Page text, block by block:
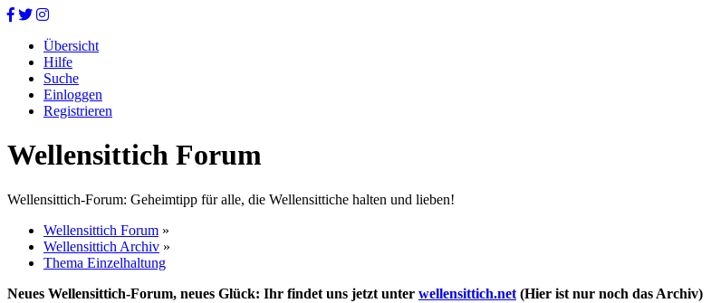
Übersicht
Hilfe
Suche
Einloggen
Registrieren
Wellensittich Forum
Wellensittich-Forum: Geheimtipp für alle, die Wellensittiche halten und lieben!
Wellensittich Forum »
Wellensittich Archiv »
Thema Einzelhaltung
Neues Wellensittich-Forum, neues Glück: Ihr findet uns jetzt unter wellensittich.net (Hier ist nur noch das Archiv)